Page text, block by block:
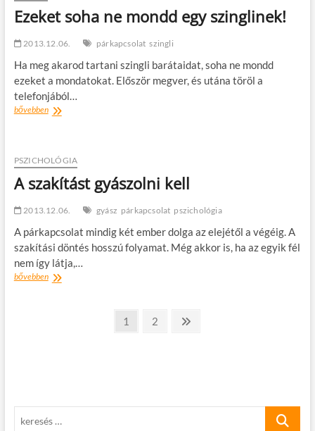
Ezeket soha ne mondd egy szinglinek!
2013.12.06. párkapcsolat szingli
Ha meg akarod tartani szingli barátaidat, soha ne mondd
ezeket a mondatokat. Először megver, és utána töröl a
telefonjából…
bővebbenEzeket
egy
PSZICHOLÓGIA
A szakítást gyászolni kell
2013.12.06. gyász párkapcsolat pszichológia
A párkapcsolat mindig két ember dolga az elejétől a végéig. A
szakítási döntés hosszú folyamat. Még akkor is, ha az egyik fél
nem így látja,…
bővebbenA
oldal
1 oldal
2
keresés